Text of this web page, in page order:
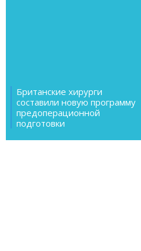
Британские хирурги
составили новую программу
предоперационной
подготовки